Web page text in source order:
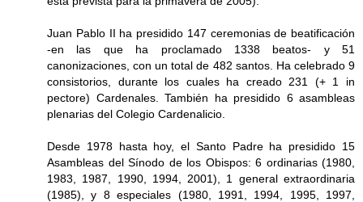
Juan Pablo II ha presidido 147 ceremonias de beatificación
-en las que ha proclamado 1338 beatos- y 51
canonizaciones, con un total de 482 santos. Ha celebrado 9
consistorios, durante los cuales ha creado 231 (+ 1 in
pectore) Cardenales. También ha presidido 6 asambleas
plenarias del Colegio Cardenalicio.
Desde 1978 hasta hoy, el Santo Padre ha presidido 15
Asambleas del Sínodo de los Obispos: 6 ordinarias (1980,
1983, 1987, 1990, 1994, 2001), 1 general extraordinaria
(1985), y 8 especiales (1980, 1991, 1994, 1995, 1997,